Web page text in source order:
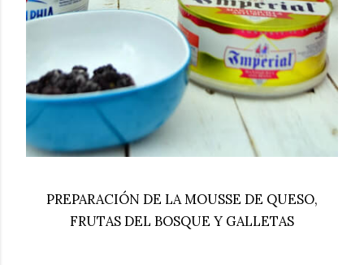
PREPARACIÓN DE LA MOUSSE DE QUESO,
FRUTAS DEL BOSQUE Y GALLETAS